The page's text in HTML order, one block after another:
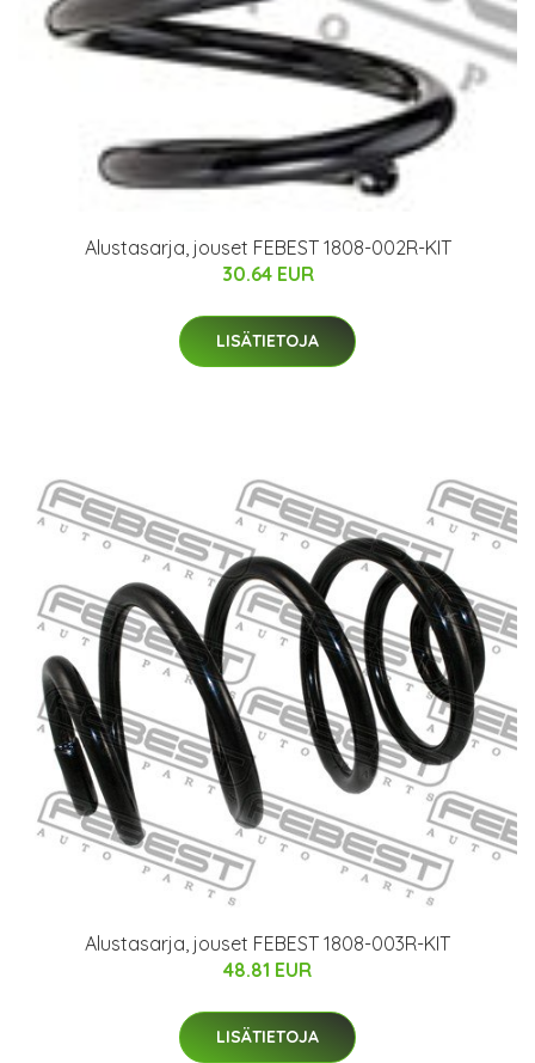
Alustasarja, jouset FEBEST 1808-002R-KIT
30.64 EUR
LISÄTIETOJA
Alustasarja, jouset FEBEST 1808-003R-KIT
48.81 EUR
LISÄTIETOJA